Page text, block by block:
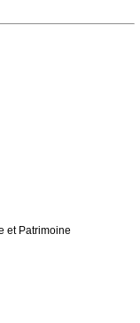
et Patrimoine